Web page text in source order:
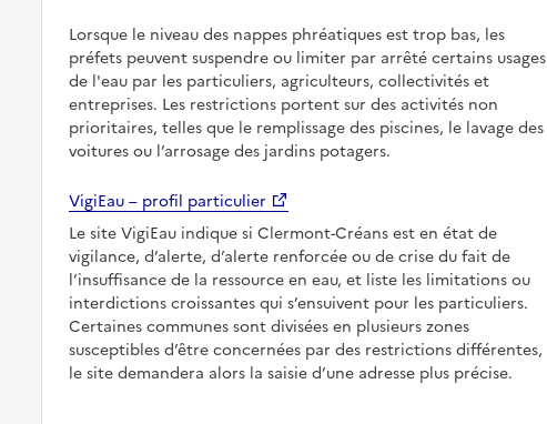
Lorsque le niveau des nappes phréatiques est trop bas, les
préfets peuvent suspendre ou limiter par arrêté certains usages
de l'eau par les particuliers, agriculteurs, collectivités et
entreprises. Les restrictions portent sur des activités non
prioritaires, telles que le remplissage des piscines, le lavage des
voitures ou l’arrosage des jardins potagers.
VigiEau – profil particulier
Le site VigiEau indique si Clermont-Créans est en état de
vigilance, d’alerte, d’alerte renforcée ou de crise du fait de
l’insuffisance de la ressource en eau, et liste les limitations ou
interdictions croissantes qui s’ensuivent pour les particuliers.
Certaines communes sont divisées en plusieurs zones
susceptibles d’être concernées par des restrictions différentes,
le site demandera alors la saisie d’une adresse plus précise.